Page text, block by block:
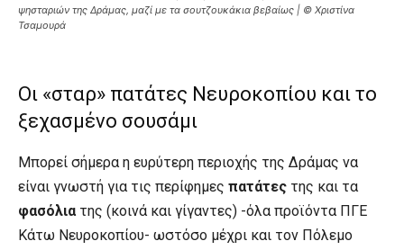
ψησταριών της Δράμας, μαζί με τα σουτζουκάκια βεβαίως | © Χριστίνα
Τσαμουρά
Οι «σταρ» πατάτες Νευροκοπίου και το
ξεχασμένο σουσάμι
Μπορεί σήμερα η ευρύτερη περιοχής της Δράμας να
είναι γνωστή για τις περίφημες πατάτες της και τα
φασόλιατης (κοινά και γίγαντες) -όλα προϊόντα ΠΓΕ
Κάτω Νευροκοπίου- ωστόσο μέχρι και τον Πόλεμο